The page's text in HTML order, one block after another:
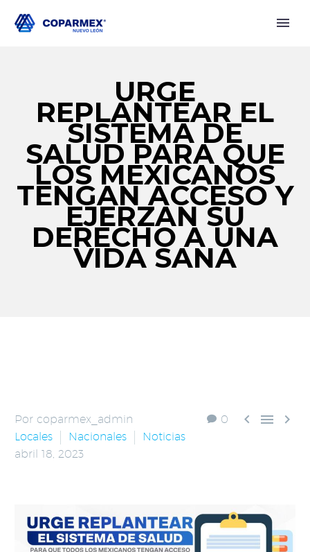
URGE
REPLANTEAR EL
SISTEMA DE
SALUD PARA QUE
LOS MEXICANOS
TENGAN ACCESO Y
EJERZAN SU
DERECHO A UNA
VIDA SANA
0   
Por coparmex_admin
Locales
Nacionales
Noticias
abril 18, 2023